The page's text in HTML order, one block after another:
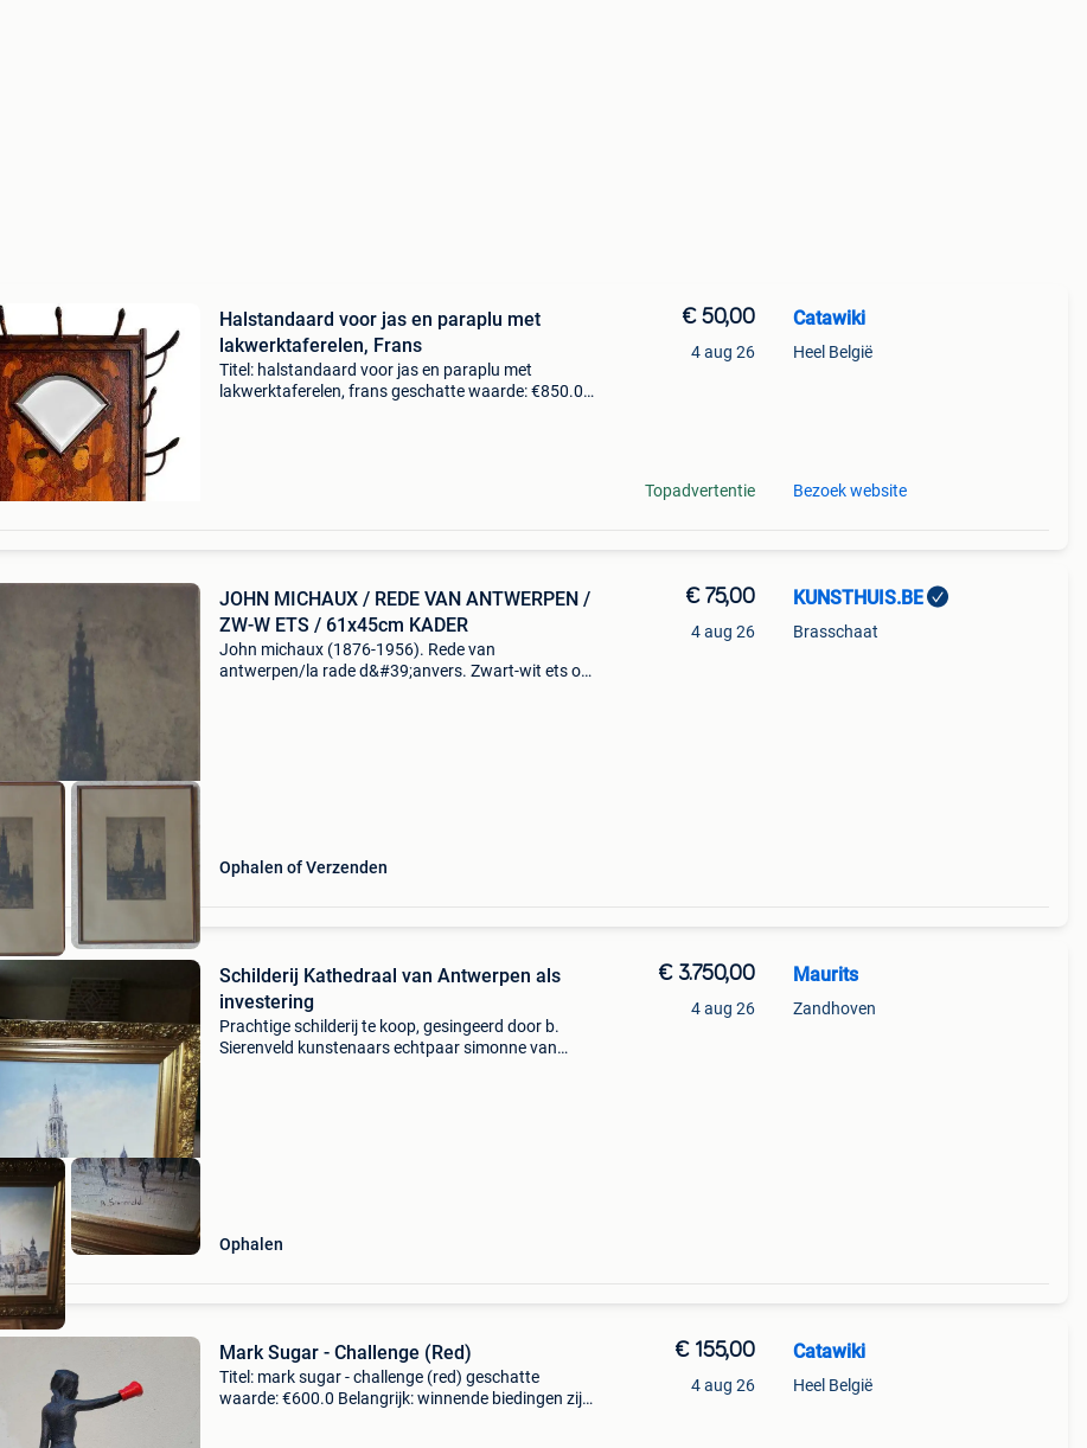
Halstandaard voor jas en paraplu met
lakwerktaferelen, Frans
Titel: halstandaard voor jas en paraplu met
lakwerktaferelen, frans geschatte waarde: €850.0
€ 50,00
4 aug 26
Topadvertentie
Catawiki
Heel België
Bezoek website
JOHN MICHAUX / REDE VAN ANTWERPEN /
ZW-W ETS / 61x45cm KADER
John michaux (1876-1956). Rede van
antwerpen/la rade d&#39;anvers. Zwart-wit ets op
Ophalen of Verzenden
€ 75,00
4 aug 26
KUNSTHUIS.BE
Brasschaat
Schilderij Kathedraal van Antwerpen als
investering
Prachtige schilderij te koop, gesingeerd door b.
Sierenveld kunstenaars echtpaar simonne van
Ophalen
€ 3.750,00
4 aug 26
Maurits
Zandhoven
Mark Sugar - Challenge (Red)
Titel: mark sugar - challenge (red) geschatte
waarde: €600.0 Belangrijk: winnende biedingen zijn
€ 155,00
4 aug 26
Catawiki
Heel België